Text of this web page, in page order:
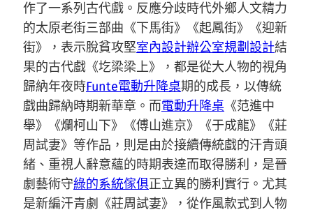
作了一系列古代戲。反應分歧時代外鄉人文精力
的太原老街三部曲《下馬街》《起鳳街》《迎新
街》，表示脫貧攻堅室內設計辦公室規劃設計結
果的古代戲《圪梁梁上》，都是從大人物的視角
歸納年夜時Funte電動升降桌期的成長，以傳統
戲曲歸納時期新華章。而電動升降桌 《范進中
舉》《爛柯山下》《傅山進京》《于成龍》《莊
周試妻》等作品，則是由於接續傳統戲的汗青頭
緒、重視人辭意蘊的時期表達而取得勝利，是晉
劇藝術守綠的系統傢俱正立異的勝利實行。尤其
是新編汗青劇《莊周試妻》，從作風款式到人物